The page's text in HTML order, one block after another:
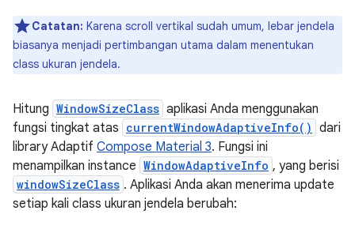
Catatan: Karena scroll vertikal sudah umum, lebar jendela
biasanya menjadi pertimbangan utama dalam menentukan
class ukuran jendela.
Hitung WindowSizeClass aplikasi Anda menggunakan
fungsi tingkat atas currentWindowAdaptiveInfo() dari
library Adaptif Compose Material 3. Fungsi ini
menampilkan instance WindowAdaptiveInfo , yang berisi
windowSizeClass . Aplikasi Anda akan menerima update
setiap kali class ukuran jendela berubah: